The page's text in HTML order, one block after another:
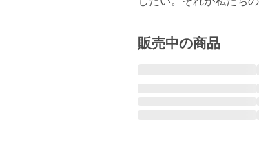
販売中の商品